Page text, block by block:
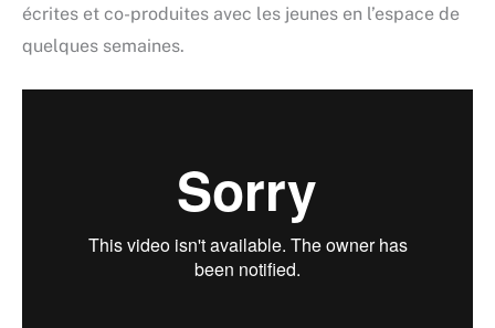
écrites et co-produites avec les jeunes en l’espace de
quelques semaines.